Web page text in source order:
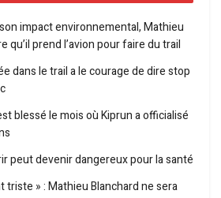
impact environnemental, Mathieu
qu’il prend l’avion pour faire du trail
dans le trail a le courage de dire stop
blessé le mois où Kiprun a officialisé
peut devenir dangereux pour la santé
triste » : Mathieu Blanchard ne sera